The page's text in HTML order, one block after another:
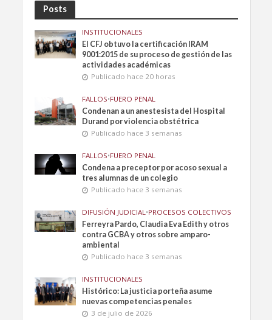
Posts
INSTITUCIONALES
El CFJ obtuvo la certificación IRAM
9001:2015 de su proceso de gestión de las
actividades académicas
Publicado hace 20 horas
FALLOS•FUERO PENAL
Condenan a un anestesista del Hospital
Durand por violencia obstétrica
Publicado hace 3 semanas
FALLOS•FUERO PENAL
Condena a preceptor por acoso sexual a
tres alumnas de un colegio
Publicado hace 3 semanas
DIFUSIÓN JUDICIAL•PROCESOS COLECTIVOS
Ferreyra Pardo, Claudia Eva Edith y otros
contra GCBA y otros sobre amparo-
ambiental
Publicado hace 3 semanas
INSTITUCIONALES
Histórico: La justicia porteña asume
nuevas competencias penales
3 de julio de 2026